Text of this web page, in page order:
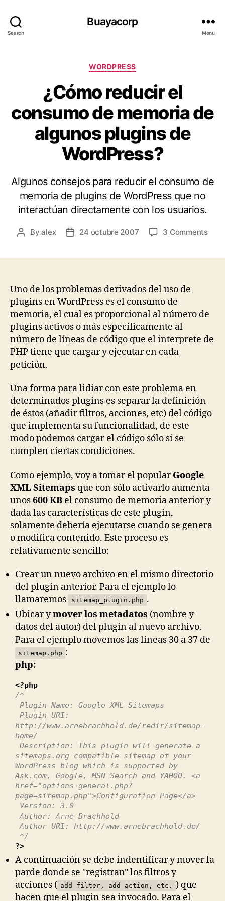
Search
Buayacorp
Menu
Categories
WORDPRESS
¿Cómo reducir el
consumo de memoria de
algunos plugins de
WordPress?
Algunos consejos para reducir el consumo de
memoria de plugins de WordPress que no
interactúan directamente con los usuarios.
PostByalex
Post24 octubre 2007 3 Commentson
de
Uno de los problemas derivados del uso de
plugins en WordPress es el consumo de
memoria, el cual es proporcional al número de
plugins activos o más específicamente al
número de líneas de código que el interprete de
PHP tiene que cargar y ejecutar en cada
petición.
Una forma para lidiar con este problema en
determinados plugins es separar la definición
de éstos (añadir filtros, acciones, etc) del código
que implementa su funcionalidad, de este
modo podemos cargar el código sólo si se
cumplen ciertas condiciones.
Como ejemplo, voy a tomar el popularGoogle
XML Sitemaps que con sólo activarlo aumenta
unos600 KB el consumo de memoria anterior y
dada las características de este plugin,
solamente debería ejecutarse cuando se genera
o modifica contenido. Este proceso es
relativamente sencillo:
Crear un nuevo archivo en el mismo directorio
del plugin anterior. Para el ejemplo lo
llamaremos
sitemap_plugin.php .
Ubicar ymover los metadatos (nombre y
datos del autor) del plugin al nuevo archivo.
Para el ejemplo movemos las líneas 30 a 37 de
sitemap.php :
php:
<?php
/*
Plugin Name: Google XML Sitemaps
Plugin URI:
http://www.arnebrachhold.de/redir/sitemap-
home/
Description: This plugin will generate a
sitemaps.org compatible sitemap of your
WordPress blog which is supported by
Ask.com, Google, MSN Search and YAHOO. <a
href="options-general.php?
page=sitemap.php">Configuration Page</a>
Version: 3.0
Author: Arne Brachhold
Author URI: http://www.arnebrachhold.de/
*/
?>
A continuación se debe indentificar y mover la
parde donde se "registran" los filtros y
acciones ( add_filter, add_action, etc. ) que
hacen que el plugin sea invocado. Para el